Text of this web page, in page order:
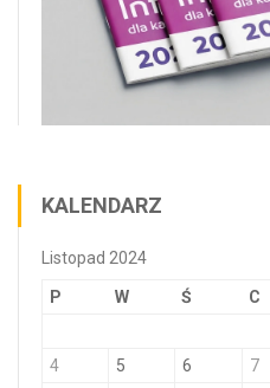
KALENDARZ
Listopad 2024
P W Ś C
4
5 6 7